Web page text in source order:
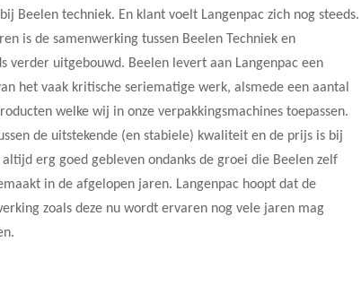
Beelen techniek. En klant voelt Langenpac zich nog steeds.
is de samenwerking tussen Beelen Techniek en
verder uitgebouwd. Beelen levert aan Langenpac een
het vaak kritische seriematige werk, alsmede een aantal
welke wij in onze verpakkingsmachines toepassen.
de uitstekende (en stabiele) kwaliteit en de prijs is bij
altijd erg goed gebleven ondanks de groei die Beelen zelf
in de afgelopen jaren. Langenpac hoopt dat de
zoals deze nu wordt ervaren nog vele jaren mag